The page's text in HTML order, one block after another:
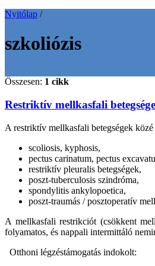
Nyitólap /
szkoliózis
Összesen: 1 cikk
Restriktív mellkasfali
A restriktív mellkasfali betegségek
scoliosis, kyphosis,
pectus carinatum, pectus
restriktív pleuralis betegségek,
poszt-tuberculosis szindróma,
spondylitis ankylopoetica,
poszt-traumás / posztoperatív
A mellkasfali restrikciót (csökkent
folyamatos, és nappali intermittáló
Otthoni légzéstámogatás indokolt: